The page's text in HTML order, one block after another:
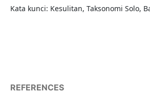
Kata kunci: Kesulitan, Taksonomi Solo,
REFERENCES